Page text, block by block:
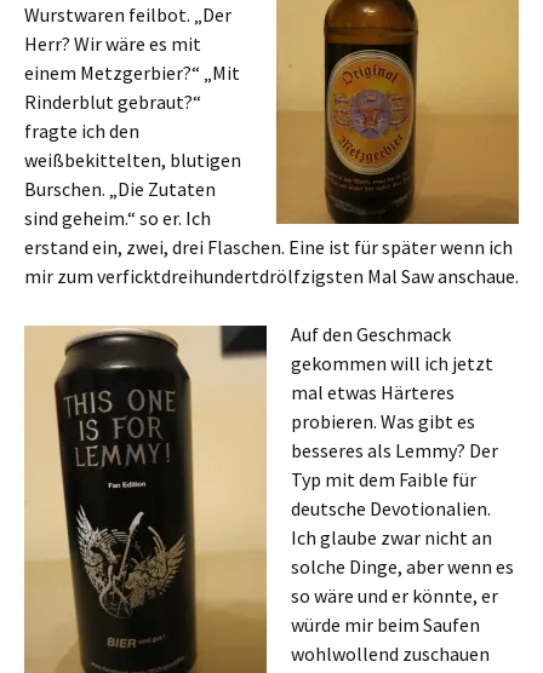
Wurstwaren feilbot. „Der
Herr? Wir wäre es mit
einem Metzgerbier?“ „Mit
Rinderblut gebraut?“
fragte ich den
weißbekittelten, blutigen
Burschen. „Die Zutaten
sind geheim.“ so er. Ich
erstand ein, zwei, drei Flaschen. Eine ist für später wenn ich
mir zum verficktdreihundertdrölfzigsten Mal Saw anschaue.
Auf den Geschmack
gekommen will ich jetzt
mal etwas Härteres
probieren. Was gibt es
besseres als Lemmy? Der
Typ mit dem Faible für
deutsche Devotionalien.
Ich glaube zwar nicht an
solche Dinge, aber wenn es
so wäre und er könnte, er
würde mir beim Saufen
wohlwollend zuschauen